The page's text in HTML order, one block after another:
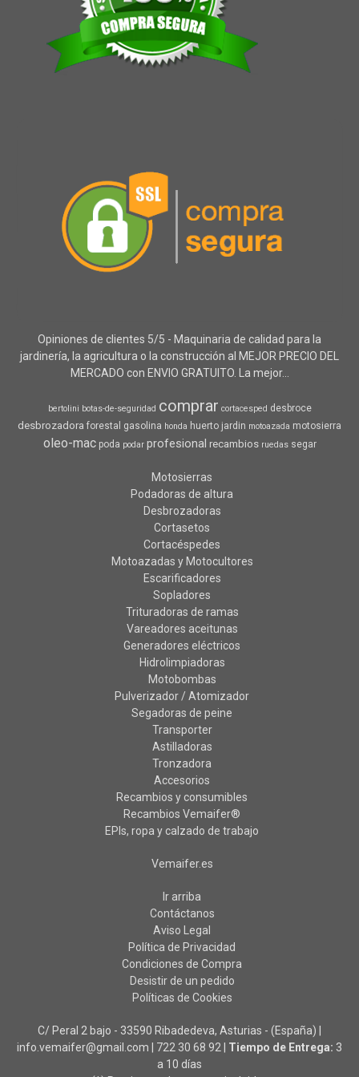
Opiniones de clientes 5/5 - Maquinaria de calidad para la
jardinería, la agricultura o la construcción al MEJOR PRECIO DEL
MERCADO con ENVIO GRATUITO. La mejor...
bertolini botas-de-seguridad comprar cortacesped desbroce
desbrozadora forestal gasolina honda huerto jardin motoazada motosierra
oleo-mac poda podar profesional recambios ruedas segar
Motosierras
Podadoras de altura
Desbrozadoras
Cortasetos
Cortacéspedes
Motoazadas y Motocultores
Escarificadores
Sopladores
Trituradoras de ramas
Vareadores aceitunas
Generadores eléctricos
Hidrolimpiadoras
Motobombas
Pulverizador / Atomizador
Segadoras de peine
Transporter
Astilladoras
Tronzadora
Accesorios
Recambios y consumibles
Recambios Vemaifer®
EPIs, ropa y calzado de trabajo
Vemaifer.es
Ir arriba
Contáctanos
Aviso Legal
Política de Privacidad
Condiciones de Compra
Desistir de un pedido
Políticas de Cookies
C/ Peral 2 bajo - 33590 Ribadedeva, Asturias - (España) |
info.vemaifer@gmail.com | 722 30 68 92 Tiempo de Entrega: 3
a 10 días